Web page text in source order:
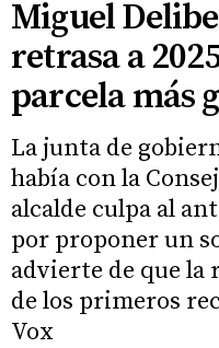
Miguel
retrasa a
parcela más
La junta de
había con la
alcalde culpa al
por proponer un
advierte de que la
de los primeros
Vox